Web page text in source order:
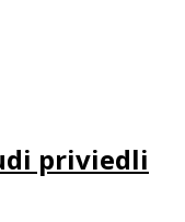
priviedli